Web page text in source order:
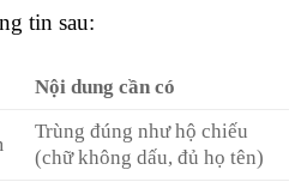
tin sau:
Nội dung cần có
Trùng đúng như hộ chiếu
(chữ không dấu, đủ họ tên)